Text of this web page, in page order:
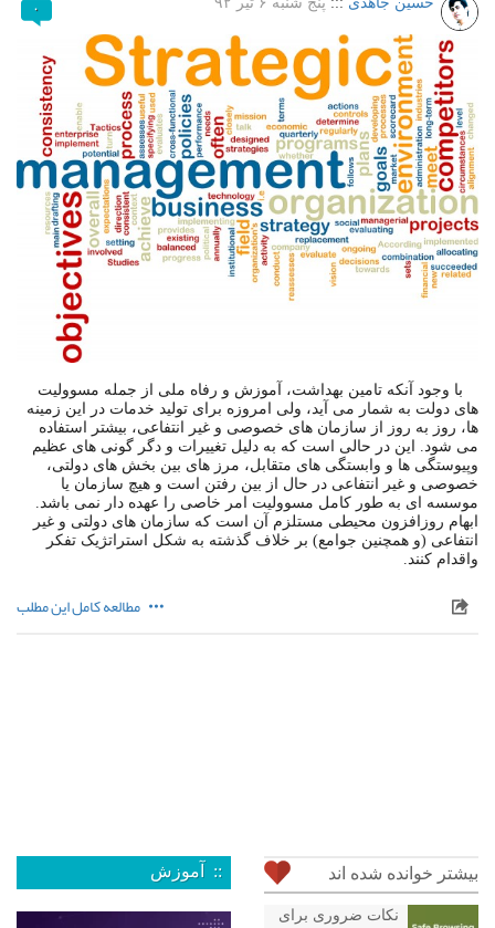
۰
با وجود آنکه تامین بهداشت، آموزش و رفاه ملی از جمله مسوولیت
های دولت به شمار می آید، ولی امروزه برای تولید خدمات در این زمینه
ها، روز به روز از سازمان های خصوصی و غیر انتفاعی، بیشتر استفاده
می شود. این در حالی است که به دلیل تغییرات و دگر گونی های عظیم
وپیوستگی ها و وابستگی های متقابل، مرز های بین بخش های دولتی،
خصوصی و غیر انتفاعی در حال از بین رفتن است و هیچ سازمان یا
موسسه ای به طور کامل مسوولیت امر خاصی را عهده دار نمی باشد.
ابهام روزافزون محیطی مستلزم آن است که سازمان های دولتی و غیر
انتفاعی (و همچنین جوامع) بر خلاف گذشته به شکل استراتژیک تفکر
واقدام کنند.
مطالعه کامل این مطلب
بیشتر خوانده شده اند
نکات ضروری برای
:: آموزش